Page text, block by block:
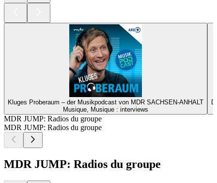
Kluges Proberaum – der Musikpodcast von MDR SACHSEN-ANHALT
Musique, Musique : interviews
MDR JUMP: Radios du groupe
MDR JUMP: Radios du groupe
MDR JUMP: Radios du groupe